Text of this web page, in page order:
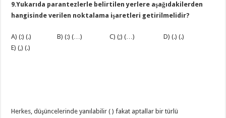
9.Yukarıda parantezlerle belirtilen yerlere aşağıdakilerden
hangisinde verilen noktalama işaretleri getirilmelidir?
A) (:) (.) B) (:) (…) C) (;) (…) D) (.) (.)
E) (,) (.)
Herkes, düşüncelerinde yanılabilir ( ) fakat aptallar bir türlü